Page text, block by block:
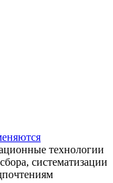
технологии
систематизации